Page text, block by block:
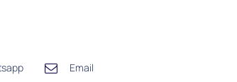
Email